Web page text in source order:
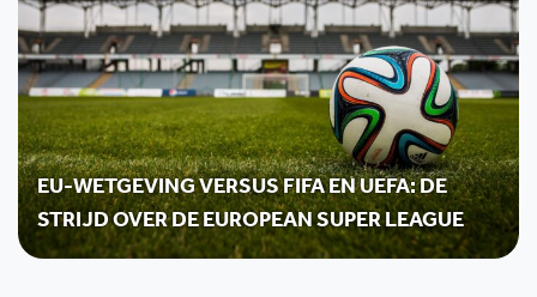
EU-WETGEVING VERSUS FIFA EN UEFA: DE
STRIJD OVER DE EUROPEAN SUPER LEAGUE